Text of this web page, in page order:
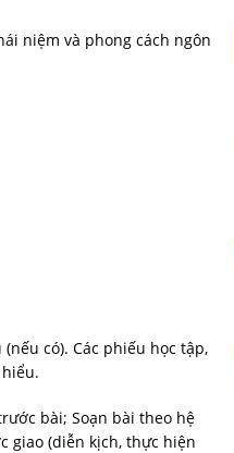
niệm và phong cách ngôn
có). Các phiếu học tập,
bài; Soạn bài theo hệ
giao (diễn kịch, thực hiện